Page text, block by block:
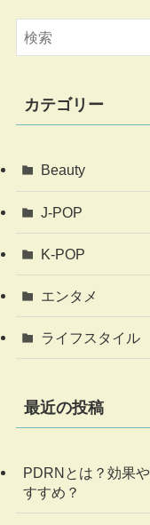
カテゴリー
Beauty
J-POP
K-POP
エンタメ
ライフスタイル
最近の投稿
PDRNとは？効果
すすめ？